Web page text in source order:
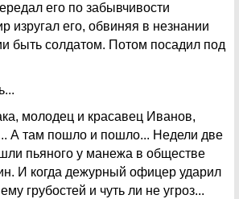
его по забывчивости
изругал его, обвиняя в незнании
быть солдатом. Потом посадил под
молодец и красавец Иванов,
А там пошло и пошло... Недели две
пьяного у манежа в обществе
И когда дежурный офицер ударил
грубостей и чуть ли не угроз...